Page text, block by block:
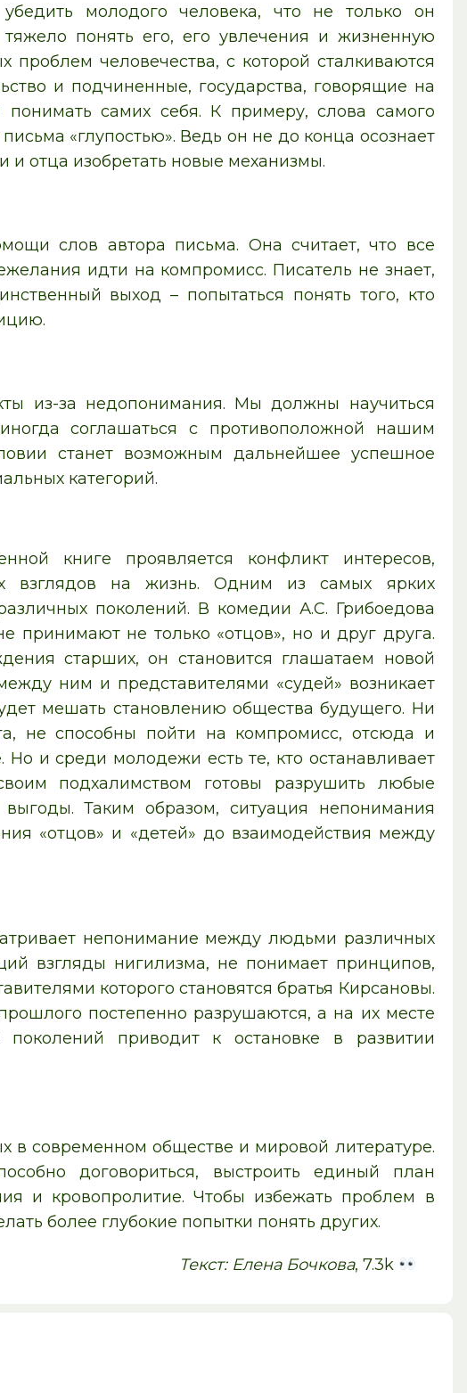
молодого человека, что не только он
понять его, его увлечения и жизненную
человечества, с которой сталкиваются
и подчиненные, государства, говорящие на
самих себя. К примеру, слова самого
«глупостью». Ведь он не до конца осознает
и отца изобретать новые механизмы.
слов автора письма. Она считает, что все
идти на компромисс. Писатель не знает,
выход – попытаться понять того, кто
из-за недопонимания. Мы должны научиться
соглашаться с противоположной нашим
станет возможным дальнейшее успешное
категорий.
книге проявляется конфликт интересов,
взглядов на жизнь. Одним из самых ярких
поколений. В комедии А.С. Грибоедова
принимают не только «отцов», но и друг друга.
старших, он становится глашатаем новой
ним и представителями «судей» возникает
мешать становлению общества будущего. Ни
не способны пойти на компромисс, отсюда и
и среди молодежи есть те, кто останавливает
подхалимством готовы разрушить любые
Таким образом, ситуация непонимания
«отцов» и «детей» до взаимодействия между
непонимание между людьми различных
взгляды нигилизма, не понимает принципов,
которого становятся братья Кирсановы.
постепенно разрушаются, а на их месте
приводит к остановке в развитии
современном обществе и мировой литературе.
договориться, выстроить единый план
и кровопролитие. Чтобы избежать проблем в
более глубокие попытки понять других.
Текст: Елена Бочкова, 7.3k